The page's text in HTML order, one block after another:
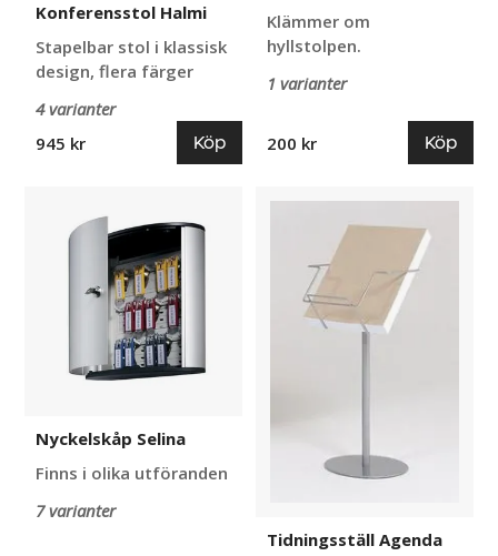
Konferensstol Halmi
Stapelbar stol i klassisk
design, flera färger
4 varianter
945 kr
Köp
Klämmer om
hyllstolpen.
1 varianter
200 kr Köp
Nyckelskåp Selina
Finns i olika utföranden
7 varianter
Tidningsställ
Tidningsställ Agenda